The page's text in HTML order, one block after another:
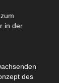
in der
des